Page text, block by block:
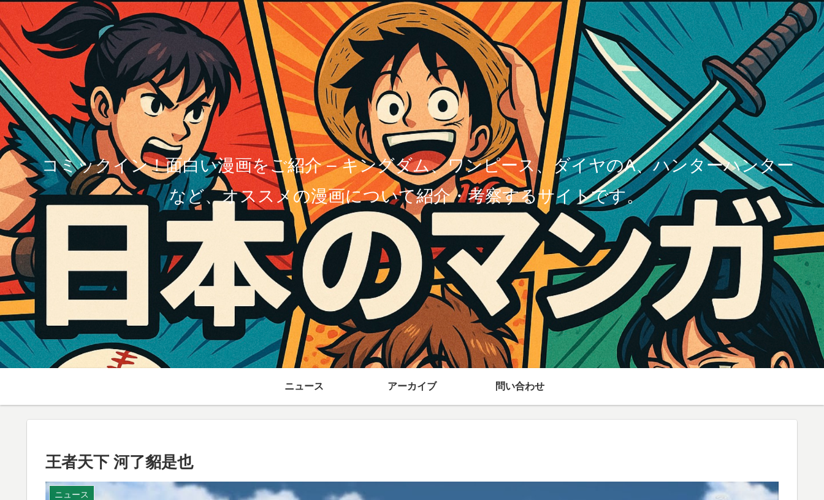
コミックイン！面白い漫画をご紹介 – キングダム、ワンピース、ダイヤのA、ハンターハンター
など、オススメの漫画について紹介・考察するサイトです。
ニュース アーカイブ 問い合わせ
王者天下 河了貂是也
ニュース